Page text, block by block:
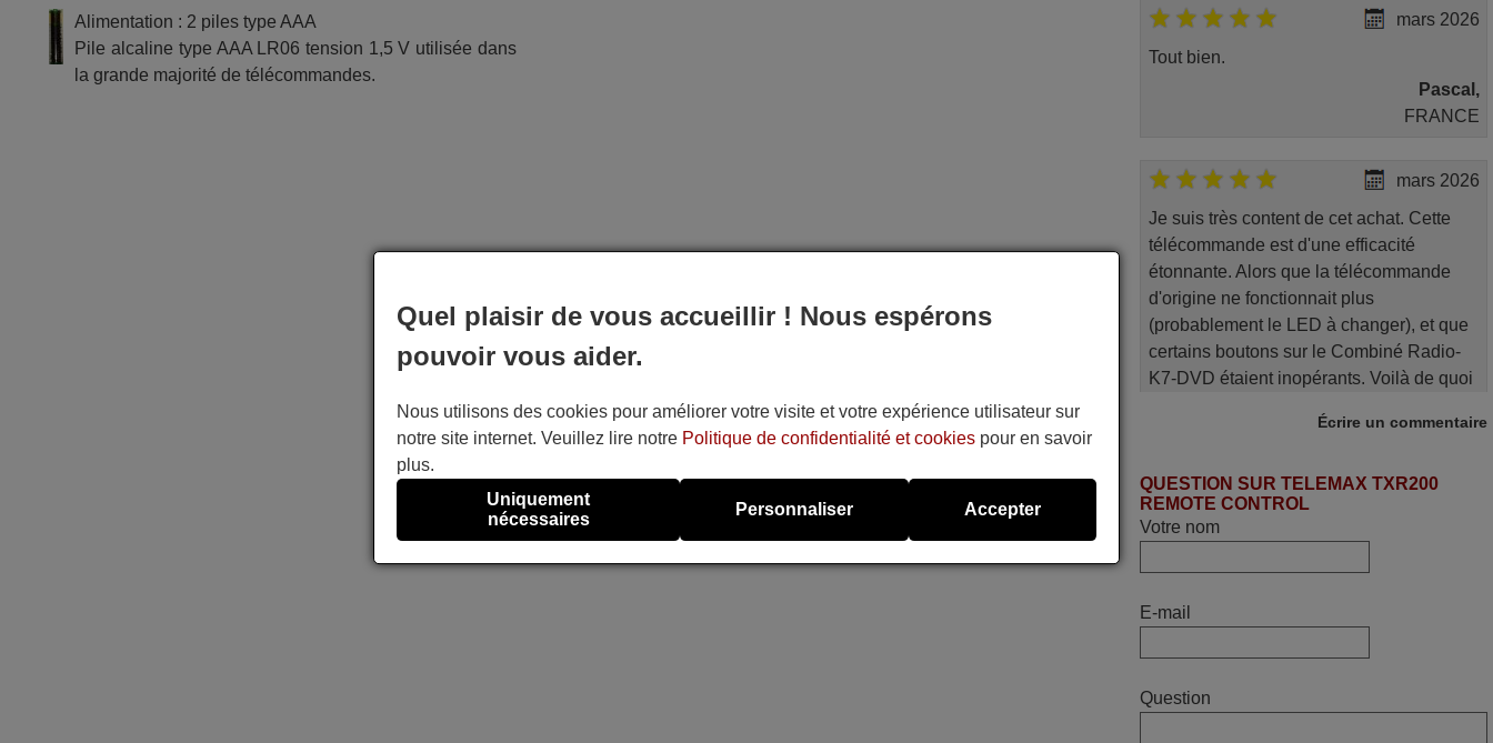
Alimentation : 2 piles type AAA
Pile alcaline type AAA LR06 tension 1,5 V utilisée dans
la grande majorité de télécommandes.
mars 2026
Tout bien.
Pascal,
FRANCE
mars 2026
Je suis très content de cet achat. Cette
télécommande est d'une efficacité
étonnante. Alors que la télécommande
d'origine ne fonctionnait plus
(probablement le LED à changer), et que
certains boutons sur le Combiné Radio-
K7-DVD étaient inopérants. Voilà de quoi
Panasonic haut de gamme des années
Alain,
La telecommande fonctionne tres bien, et
Écrire un commentaire
QUESTION SUR TELEMAX TXR200
REMOTE CONTROL
Votre nom
E-mail
Question
Quel plaisir de vous accueillir ! Nous espérons
pouvoir vous aider.
Nous utilisons des cookies pour améliorer votre visite et votre expérience utilisateur sur
notre site internet. Veuillez lire notre Politique de confidentialité et cookies pour en savoir
plus.
Uniquement
nécessaires
Personnaliser Accepter